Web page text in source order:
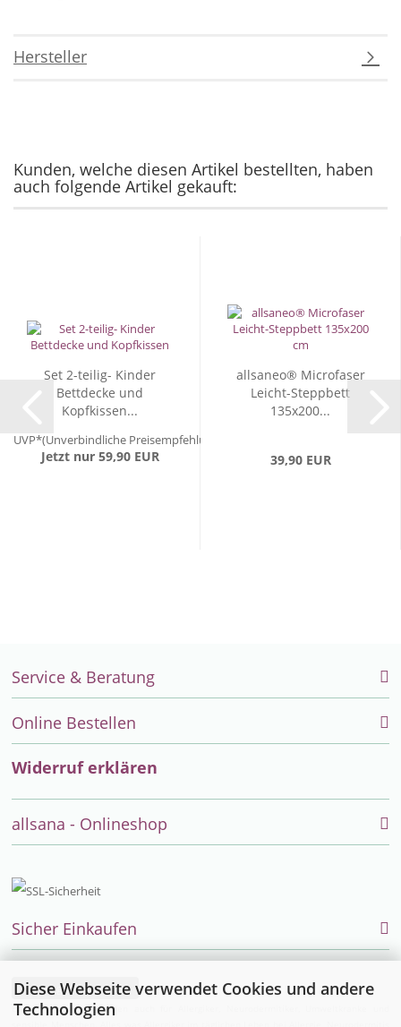
Diese Webseite verwendet Cookies und andere
Technologien
Hersteller
Kunden, welche diesen Artikel bestellten, haben
auch folgende Artikel gekauft:
Set 2-teilig- Kinder
Bettdecke und
Kopfkissen...
UVP*(Unverbindliche Preisempfehlung) 69,90 EUR
Jetzt nur 59,90 EUR
allsaneo® Microfaser
Leicht-Steppbett
135x200...
39,90 EUR
Service & Beratung
Online Bestellen
Widerruf erklären
allsana - Onlineshop
Sicher Einkaufen
Vertrag widerrufen
Endlich einfach einkaufen auch für Allergiker, Neurodermitiker, Umweltkranke und